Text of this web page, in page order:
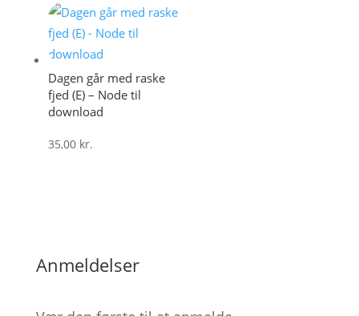
Dagen går med raske
fjed (E) – Node til
download
35,00 kr.
Anmeldelser